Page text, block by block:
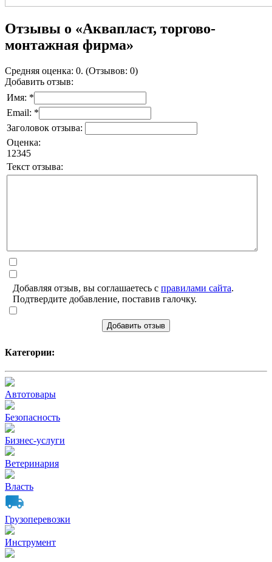
Отзывы о «Аквапласт, торгово-
монтажная фирма»
Средняя оценка: 0. (Отзывов: 0)
Добавить отзыв:
Имя: *
Email: *
Заголовок отзыва:
Оценка:
1 2345
Текст отзыва:
Добавляя отзыв, вы соглашаетесь с правилами сайта.
Подтвердите добавление, поставив галочку.
Добавить отзыв
Категории:
Автотовары
Безопасность
Бизнес-услуги
Ветеринария
Власть
Грузоперевозки
Инструмент